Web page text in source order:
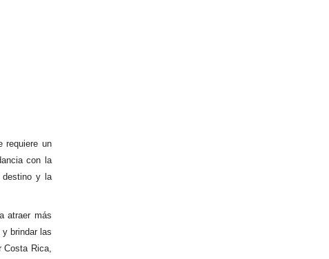
requiere un
con la
destino y la
atraer más
brindar las
Costa Rica,